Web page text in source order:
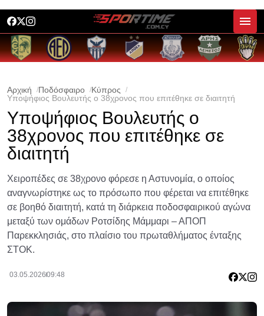
Αρχική Ποδόσφαιρο
Κύπρος
Υποψήφιος Βουλευτής ο 38χρονος που επιτέθηκε σε διαιτητή
Υποψήφιος Βουλευτής ο
38χρονος που επιτέθηκε σε
διαιτητή
Χειροπέδες σε 38χρονο φόρεσε η Αστυνομία, ο οποίος
αναγνωρίστηκε ως το πρόσωπο που φέρεται να επιτέθηκε
σε βοηθό διαιτητή, κατά τη διάρκεια ποδοσφαιρικού αγώνα
μεταξύ των ομάδων Ροτσίδης Μάμμαρι – ΑΠΟΠ
Παρεκκλησιάς, στο πλαίσιο του πρωταθλήματος ένταξης
ΣΤΟΚ.
03.05.202609:48